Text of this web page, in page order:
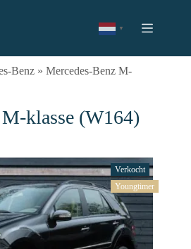
▼
Benz » Mercedes-Benz M-
klasse (W164)
Verkocht
Youngtimer